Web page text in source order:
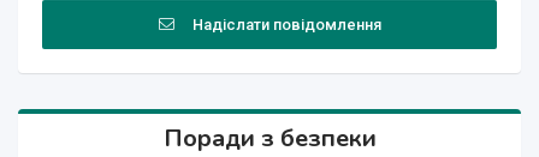
Надіслати повідомлення
Поради з безпеки